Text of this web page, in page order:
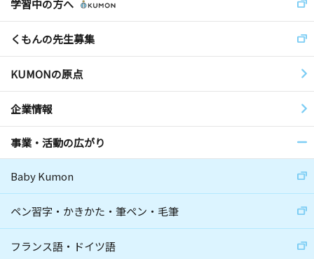
学習中の方へ
くもんの先生募集
KUMONの原点
企業情報
事業・活動の広がり
Baby Kumon
ペン習字・かきかた・筆ペン・毛筆
フランス語・ドイツ語